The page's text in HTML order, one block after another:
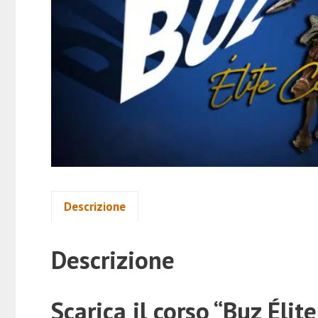
Descrizione
Descrizione
Scarica il corso “Buz